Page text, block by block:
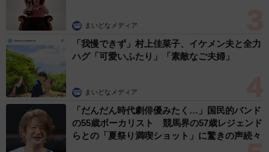
まいどなメディア
「我慢できず」村上佳菜子、イケメン夫と全力
ハグ「可愛いふたり」「素敵なご夫婦」
まいどなメディア
「だんだん時代劇俳優みたく…」国民的バンド
の55歳ボーカリスト 競馬界の57歳レジェンド
らとの「夏祭り満喫ショット」に驚きの声続々